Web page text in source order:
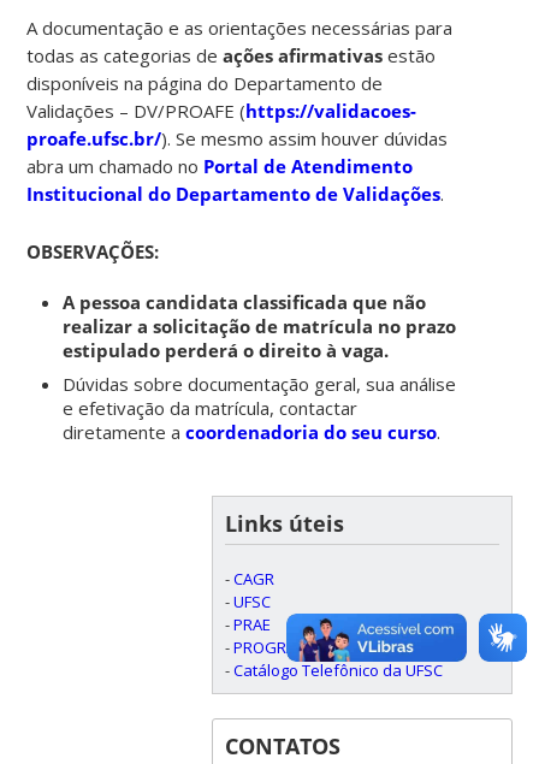
A documentação e as orientações necessárias para
todas as categorias deações afirmativas estão
disponíveis na página do Departamento de
Validações – DV/PROAFE (https://validacoes-
proafe.ufsc.br/). Se mesmo assim houver dúvidas
abra um chamado no Portal de Atendimento
Institucional do Departamento de Validações.
OBSERVAÇÕES:
A pessoa candidata classificada que não
realizar a solicitação de matrícula no prazo
estipulado perderá o direito à vaga.
Dúvidas sobre documentação geral, sua análise
e efetivação da matrícula, contactar
diretamente acoordenadoria do seu curso.
Links úteis
-CAGR
-UFSC
-PRAE
-PROGRAD
-Catálogo Telefônico da UFSC
CONTATOS